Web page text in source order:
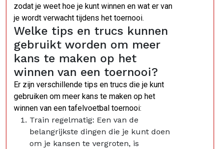
zodat je weet hoe je kunt winnen en wat er van
je wordt verwacht tijdens het toernooi.
Welke tips en trucs kunnen
gebruikt worden om meer
kans te maken op het
winnen van een toernooi?
Er zijn verschillende tips en trucs die je kunt
gebruiken om meer kans te maken op het
winnen van een tafelvoetbal toernooi:
Train regelmatig: Een van de
belangrijkste dingen die je kunt doen
om je kansen te vergroten, is